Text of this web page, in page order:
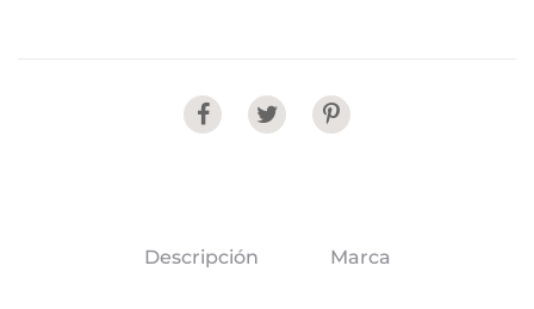
Share
Descripción Marca